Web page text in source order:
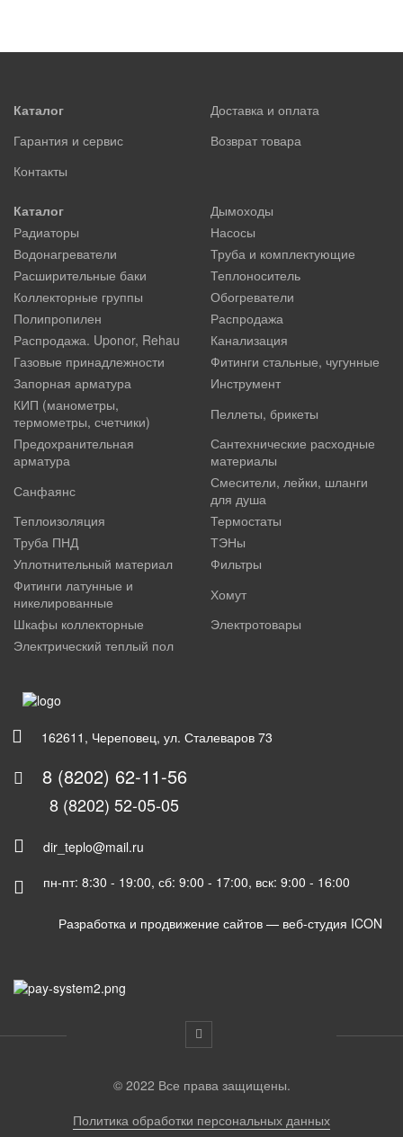
Каталог
Доставка и оплата
Гарантия и сервис
Возврат товара
Контакты
Каталог
Дымоходы
Радиаторы
Насосы
Водонагреватели
Труба и комплектующие
Расширительные баки
Теплоноситель
Коллекторные группы
Обогреватели
Полипропилен
Распродажа
Распродажа. Uponor, Rehau
Канализация
Газовые принадлежности
Фитинги стальные, чугунные
Запорная арматура
Инструмент
КИП (манометры,
термометры, счетчики)
Пеллеты, брикеты
Предохранительная
арматура
Сантехнические расходные
материалы
Санфаянс
Смесители, лейки, шланги
для душа
Теплоизоляция
Термостаты
Труба ПНД
ТЭНы
Уплотнительный материал
Фильтры
Фитинги латунные и
никелированные
Хомут
Шкафы коллекторные
Электротовары
Электрический теплый пол
162611, Череповец, ул. Сталеваров 73
8 (8202) 62-11-56
8 (8202) 52-05-05
dir_teplo@mail.ru
пн-пт: 8:30 - 19:00, сб: 9:00 - 17:00, вск: 9:00 - 16:00
Разработка и продвижение сайтов — веб-студия ICON
© 2022 Все права защищены.
Политика обработки персональных данных